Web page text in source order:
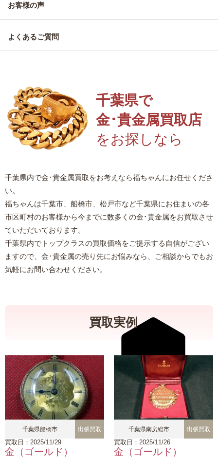
お客様の声
よくあるご質問
千葉県で
金･貴金属買取店
をお探しなら
千葉県内で金･貴金属買取をお考えなら福ちゃんにお任せくださ
い。
福ちゃんは千葉市、船橋市、松戸市など千葉県にお住まいの各
市区町村のお客様から今までに数多くの金･貴金属をお買取させ
ていただいております。
千葉県内でトップクラスの買取価格をご提示する自信がござい
ますので、金･貴金属の売り先にお悩みなら、ご相談からでもお
気軽にお問い合わせください。
買取実例
千葉県船橋市 出張買取
買取日：2025/11/29
金（ゴールド）
千葉県南房総市 出張買取
買取日：2025/11/26
金（ゴールド）